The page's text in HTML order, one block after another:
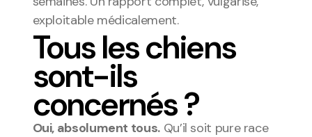
exploitable médicalement.
Tous les chiens
sont-ils
concernés ?
Oui, absolument tous. Qu’il soit pure race